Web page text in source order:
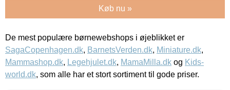
Køb nu »
De mest populære børnewebshops i øjeblikket er
SagaCopenhagen.dk, BarnetsVerden.dk, Miniature.dk,
Mammashop.dk, Legehjulet.dk, MamaMilla.dk og Kids-
world.dk, som alle har et stort sortiment til gode priser.